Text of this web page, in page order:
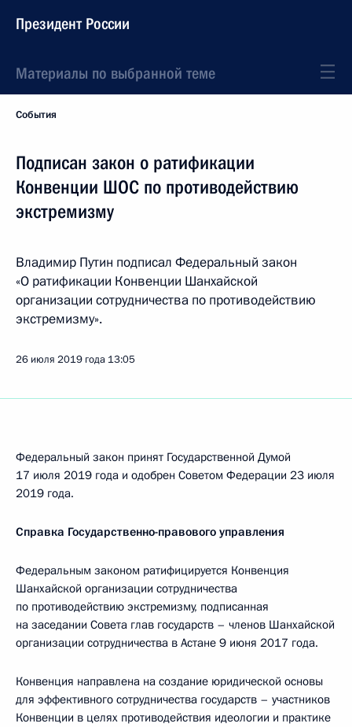
Президент России
Материалы по выбранной теме
События
Подписан закон о ратификации
Конвенции ШОС по противодействию
экстремизму
Владимир Путин подписал Федеральный закон
«О ратификации Конвенции Шанхайской
организации сотрудничества по противодействию
экстремизму».
26 июля 2019 года 13:05
Федеральный закон принят Государственной Думой
17 июля 2019 года и одобрен Советом Федерации 23 июля
2019 года.
Справка Государственно-правового управления
Федеральным законом ратифицируется Конвенция
Шанхайской организации сотрудничества
по противодействию экстремизму, подписанная
на заседании Совета глав государств – членов Шанхайской
организации сотрудничества в Астане 9 июня 2017 года.
Конвенция направлена на создание юридической основы
для эффективного сотрудничества государств – участников
Конвенции в целях противодействия идеологии и практике